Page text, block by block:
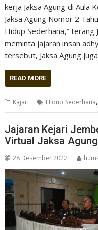
kerja Jaksa Agung di Aula
Jaksa Agung Nomor 2
Hidup Sederhana,” terang
meminta jajaran insan
tersebut, Jaksa Agung
READ MORE
Kajari Hidup Sederhana,
Jajaran Kejari
Virtual Jaksa Agung
28 Desember 2022